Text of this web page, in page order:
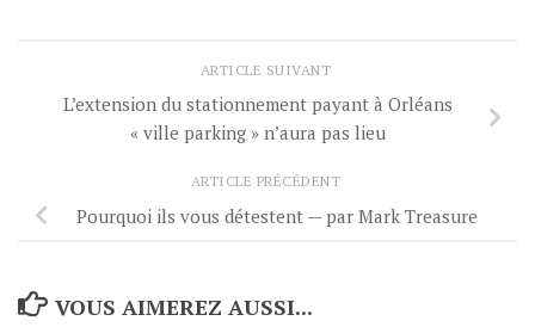
ARTICLE SUIVANT
L’extension du stationnement payant à Orléans
« ville parking » n’aura pas lieu
ARTICLE PRÉCÉDENT
Pourquoi ils vous détestent — par Mark Treasure
VOUS AIMEREZ AUSSI...